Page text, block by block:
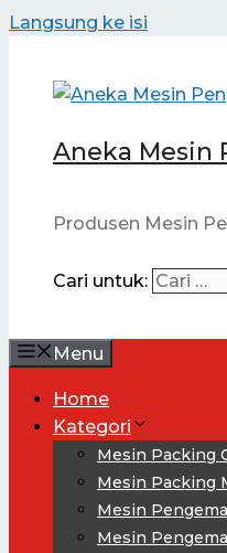
Langsung ke isi
Aneka Mesin
Produsen Mesin
Cari untuk:
Menu
Home
Kategori
Mesin Packing
Mesin Packing
Mesin
Mesin